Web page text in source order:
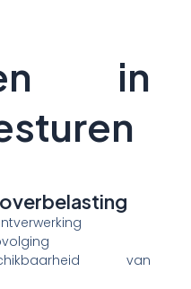
in
van